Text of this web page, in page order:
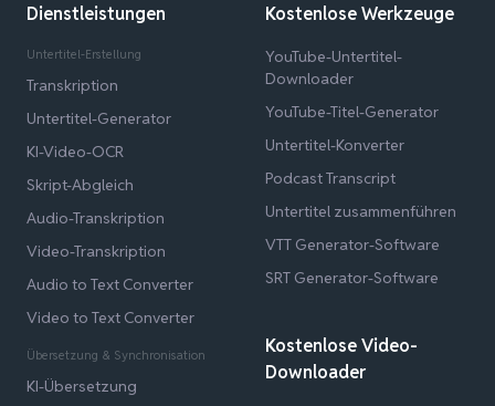
Dienstleistungen
Untertitel-Erstellung
Transkription
Untertitel-Generator
KI-Video-OCR
Skript-Abgleich
Audio-Transkription
Video-Transkription
Audio to Text Converter
Video to Text Converter
Übersetzung & Synchronisation
KI-Übersetzung
Kostenlose Werkzeuge
YouTube-Untertitel-
Downloader
YouTube-Titel-Generator
Untertitel-Konverter
Podcast Transcript
Untertitel zusammenführen
VTT Generator-Software
SRT Generator-Software
Kostenlose Video-
Downloader